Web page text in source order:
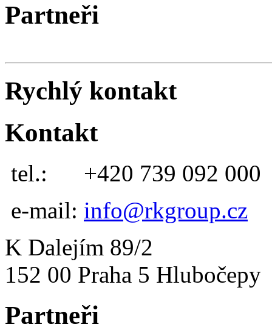
Partneři
Rychlý kontakt
Kontakt
tel.: +420 739 092 000
e-mail: info@rkgroup.cz
K Dalejím 89/2
152 00 Praha 5 Hlubočepy
Partneři